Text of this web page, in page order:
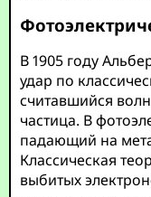
В 1905 году
удар по
считавшийся
частица. В
падающий на
Классическая
выбитых